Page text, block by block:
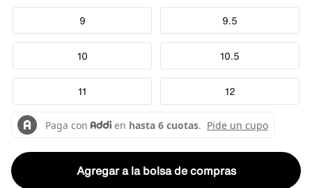
9 9.5
10 10.5
11 12
Agregar a la bolsa de compras